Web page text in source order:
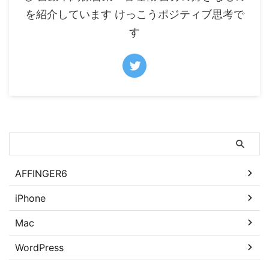
を紹介しています けっこうポジティブ思考で
す
AFFINGER6
iPhone
Mac
WordPress